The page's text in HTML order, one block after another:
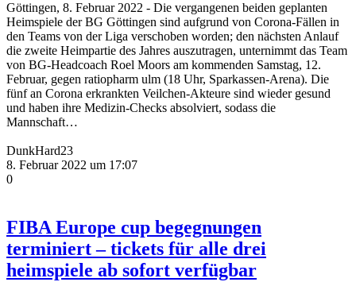
Göttingen, 8. Februar 2022 - Die vergangenen beiden geplanten
Heimspiele der BG Göttingen sind aufgrund von Corona-Fällen in
den Teams von der Liga verschoben worden; den nächsten Anlauf
die zweite Heimpartie des Jahres auszutragen, unternimmt das Team
von BG-Headcoach Roel Moors am kommenden Samstag, 12.
Februar, gegen ratiopharm ulm (18 Uhr, Sparkassen-Arena). Die
fünf an Corona erkrankten Veilchen-Akteure sind wieder gesund
und haben ihre Medizin-Checks absolviert, sodass die
Mannschaft…
DunkHard23
8. Februar 2022 um 17:07
0
FIBA Europe cup begegnungen
terminiert – tickets für alle drei
heimspiele ab sofort verfügbar